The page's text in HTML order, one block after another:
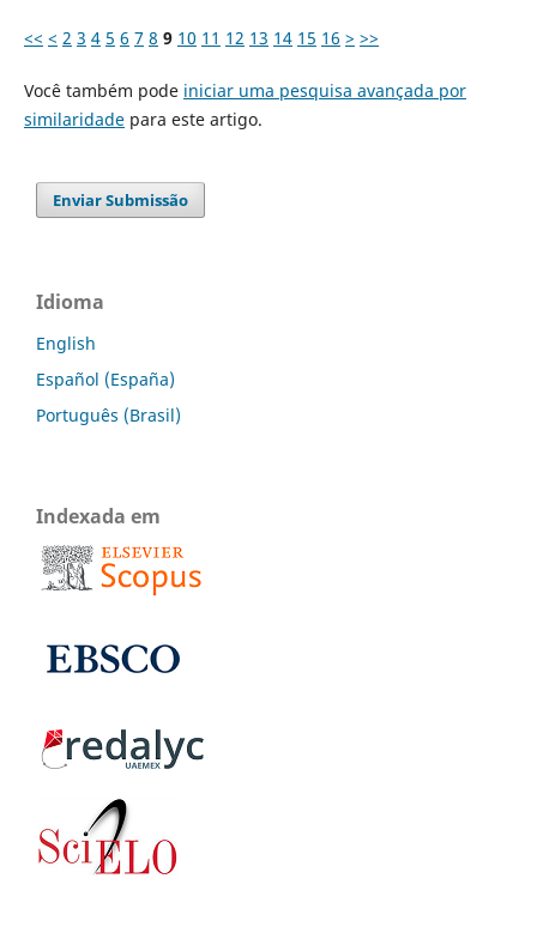
<< < 2 3 4 5 6 7 8 9 10 11 12 13 14 15 16 > >>
Você também pode iniciar uma pesquisa avançada por
similaridadepara este artigo.
Enviar Submissão
Idioma
English
Español (España)
Português (Brasil)
Indexada em